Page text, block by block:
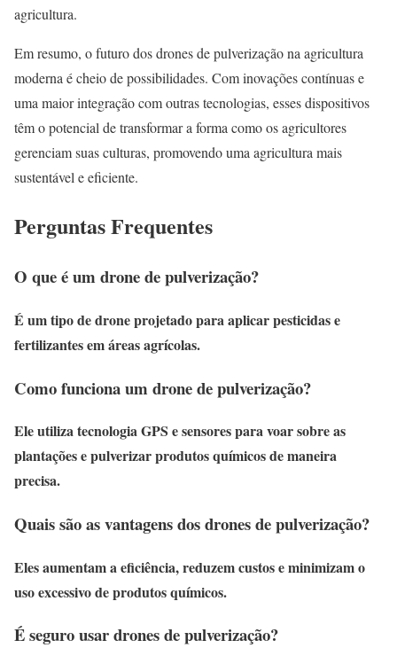
agricultura.
Em resumo, o futuro dos drones de pulverização na agricultura
moderna é cheio de possibilidades. Com inovações contínuas e
uma maior integração com outras tecnologias, esses dispositivos
têm o potencial de transformar a forma como os agricultores
gerenciam suas culturas, promovendo uma agricultura mais
sustentável e eficiente.
Perguntas Frequentes
O que é um drone de pulverização?
É um tipo de drone projetado para aplicar pesticidas e
fertilizantes em áreas agrícolas.
Como funciona um drone de pulverização?
Ele utiliza tecnologia GPS e sensores para voar sobre as
plantações e pulverizar produtos químicos de maneira
precisa.
Quais são as vantagens dos drones de pulverização?
Eles aumentam a eficiência, reduzem custos e minimizam o
uso excessivo de produtos químicos.
É seguro usar drones de pulverização?